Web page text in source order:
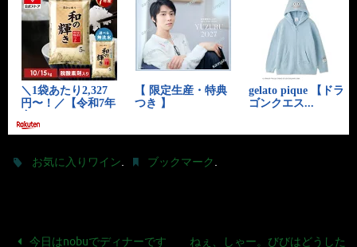
お気に入りワイン. ブックマーク.
今日はnobuでディナーです ねぇ、しゃー。びびはどうした